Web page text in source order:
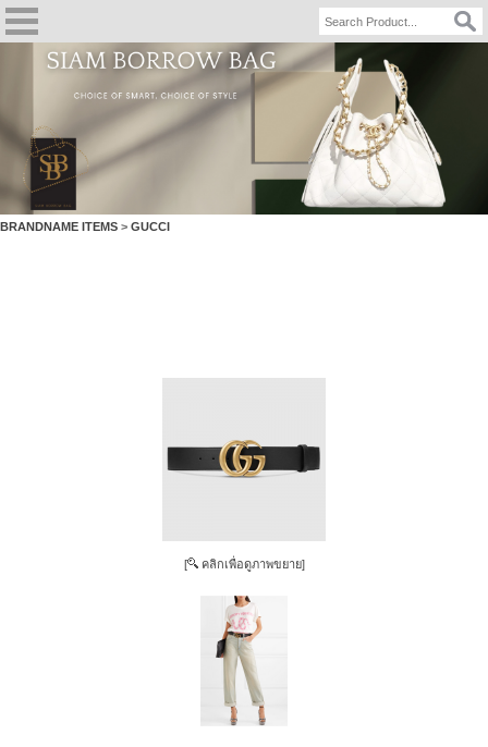
BRANDNAME ITEMS > GUCCI
[ คลิกเพื่อดูภาพขยาย]